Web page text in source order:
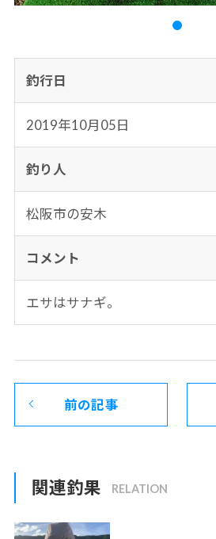
釣行日
2019年10月05日
釣り人
松阪市の安木
コメント
エサはサナギ。
前の記事
関連釣果